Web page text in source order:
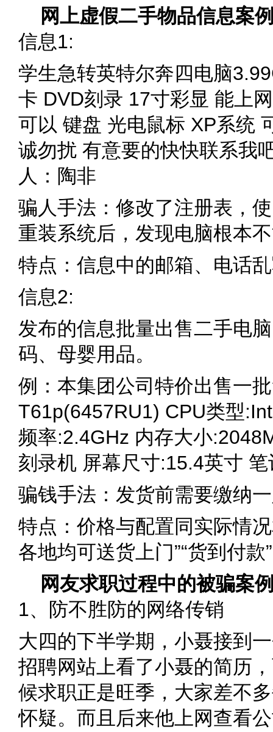
网上虚假二手物品信息案
信息1:
学生急转英特尔奔四电脑
卡 DVD刻录 17寸彩显 能上
可以 键盘 光电鼠标 XP系统
诚勿扰 有意要的快快联系我
人：陶非
骗人手法：修改了注册表，
重装系统后，发现电脑根本
特点：信息中的邮箱、电话
信息2:
发布的信息批量出售二手电
码、母婴用品。
例：本集团公司特价出售一
T61p(6457RU1) CPU类型
频率:2.4GHz 内存大小
刻录机 屏幕尺寸:15.4英寸
骗钱手法：发货前需要缴纳
特点：价格与配置同实际情
各地均可送货上门”“货到付款
网友求职过程中的被骗案
1、防不胜防的网络传销
大四的下半学期，小聂接到
招聘网站上看了小聂的简历
候求职正是旺季，大家差不
怀疑。而且后来他上网查看